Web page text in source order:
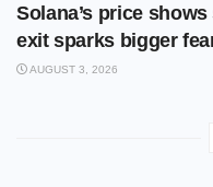
Solana’s price
exit sparks bigger
AUGUST 3, 2026